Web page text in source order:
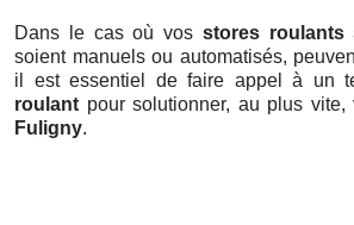
Dans le cas où vos stores roulants
soient manuels ou automatisés,
il est essentiel de faire appel à un
roulantpour solutionner, au plus vite,
Fuligny.